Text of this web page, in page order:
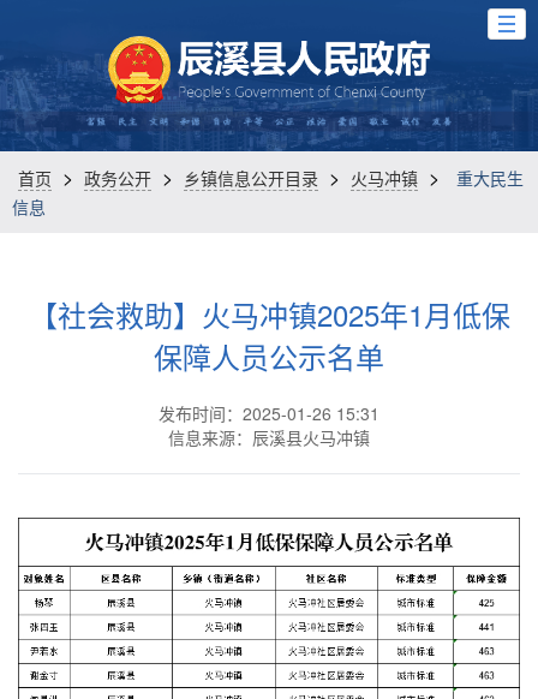
首页 > 政务公开 > 乡镇信息公开目录 > 火马冲镇 >
重大民生
信息
【社会救助】火马冲镇2025年1月低保
保障人员公示名单
发布时间：2025-01-26 15:31
信息来源：辰溪县火马冲镇